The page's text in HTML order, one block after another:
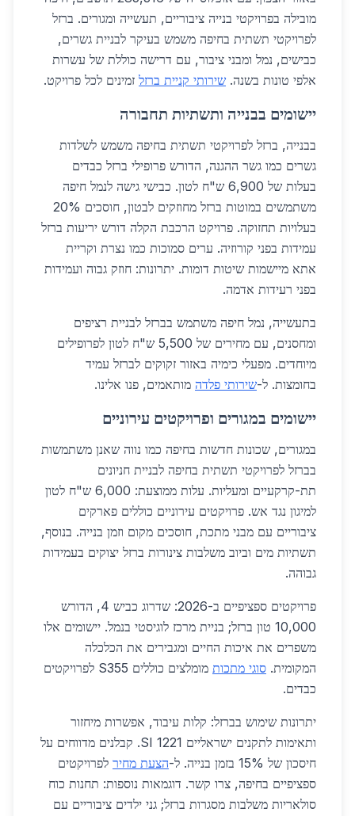
מובילה בפרויקטי בנייה ציבוריים, תעשייה ומגורים. ברזל
לפרויקטי תשתית בחיפה משמש בעיקר לבניית גשרים,
כבישים, נמל ומבני ציבור, עם דרישה כוללת של עשרות
אלפי טונות בשנה. שירותי קניית ברזל זמינים לכל פרויקט.
יישומים בבנייה ותשתיות תחבורה
בבנייה, ברזל לפרויקטי תשתית בחיפה משמש לשלדות
גשרים כמו גשר ההגנה, הדורש פרופילי ברזל כבדים
בעלות של 6,900 ש"ח לטון. כבישי גישה לנמל חיפה
משתמשים במוטות ברזל מחוזקים לבטון, חוסכים 20%
בעלויות תחזוקה. פרויקט הרכבת הקלה דורש יריעות ברזל
עמידות בפני קורוזיה. ערים סמוכות כמו נצרת וקריית
אתא מיישמות שיטות דומות. יתרונות: חוזק גבוה ועמידות
בפני רעידות אדמה.
בתעשייה, נמל חיפה משתמש בברזל לבניית רציפים
ומחסנים, עם מחירים של 5,500 ש"ח לטון לפרופילים
מיוחדים. מפעלי כימיה באזור זקוקים לברזל עמיד
בחומצות. ל-שירותי פלדה מותאמים, פנו אלינו.
יישומים במגורים ופרויקטים עירוניים
במגורים, שכונות חדשות בחיפה כמו נווה שאנן משתמשות
בברזל לפרויקטי תשתית בחיפה לבניית חניונים
תת-קרקעיים ומעליות. עלות ממוצעת: 6,000 ש"ח לטון
למיגון נגד אש. פרויקטים עירוניים כוללים פארקים
ציבוריים עם מבני מתכת, חוסכים מקום וזמן בנייה. בנוסף,
תשתיות מים וביוב משלבות צינורות ברזל יצוקים בעמידות
גבוהה.
פרויקטים ספציפיים ב-2026: שדרוג כביש 4, הדורש
10,000 טון ברזל; בניית מרכז לוגיסטי בנמל. יישומים אלו
משפרים את איכות החיים ומגבירים את הכלכלה
המקומית. סוגי מתכות
מומלצים כוללים S355 לפרויקטים
כבדים.
יתרונות שימוש בברזל: קלות עיבוד, אפשרות מיחזור
ותאימות לתקנים ישראליים SI 1221. קבלנים מדווחים על
חיסכון של 15% בזמן בנייה. ל-
הצעת מחיר לפרויקטים
ספציפיים בחיפה, צרו קשר. דוגמאות נוספות: תחנות כוח
סולאריות משלבות מסגרות ברזל; גני ילדים ציבוריים עם